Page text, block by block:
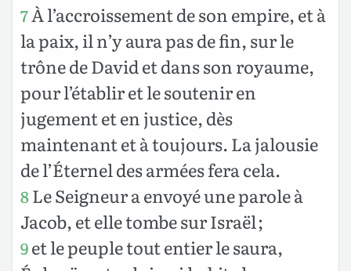
7À l’accroissement de son empire, et à
la paix, il n’y aura pas de fin, sur le
trône de David et dans son royaume,
pour l’établir et le soutenir en
jugement et en justice, dès
maintenant et à toujours. La jalousie
de l’Éternel des armées fera cela.
8Le Seigneur a envoyé une parole à
Jacob, et elle tombe sur Israël ;
9et le peuple tout entier le saura,